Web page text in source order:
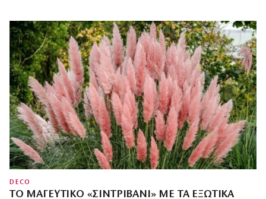
DECO
ΤΟ ΜΑΓΕΥΤΙΚΌ «ΣΙΝΤΡΙΒΆΝΙ» ΜΕ ΤΑ ΕΞΩΤΙΚΆ